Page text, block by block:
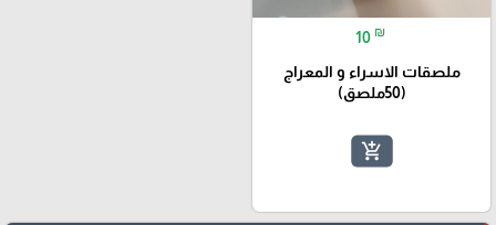
10 ₪
ملصقات الاسراء و المعراج
(50ملصق)
add_shopping_cart